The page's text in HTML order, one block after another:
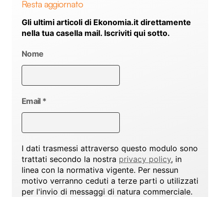
Resta aggiornato
Gli ultimi articoli di Ekonomia.it direttamente
nella tua casella mail. Iscriviti qui sotto.
Nome
Email *
I dati trasmessi attraverso questo modulo sono
trattati secondo la nostra privacy policy, in
linea con la normativa vigente. Per nessun
motivo verranno ceduti a terze parti o utilizzati
per l'invio di messaggi di natura commerciale.